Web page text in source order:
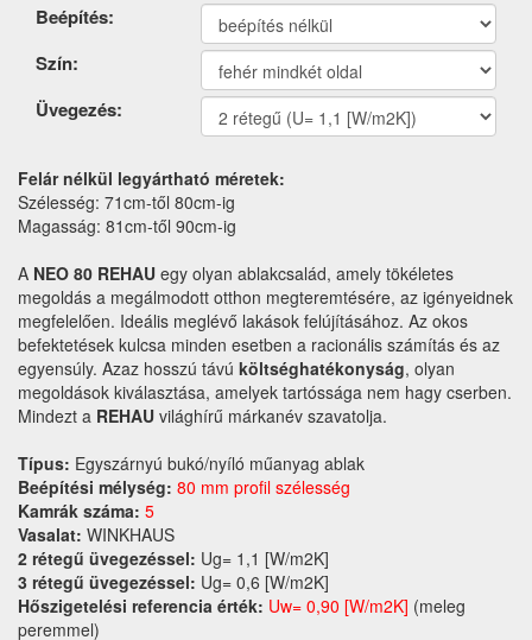
Termék
opciók
Beépítés:
Szín:
Üvegezés:
Felár nélkül legyártható méretek:
Szélesség: 71cm-től 80cm-ig
Magasság: 81cm-től 90cm-ig
A NEO 80 REHAU egy olyan ablakcsalád, amely tökéletes
megoldás a megálmodott otthon megteremtésére, az igényeidnek
megfelelően. Ideális meglévő lakások felújításához. Az okos
befektetések kulcsa minden esetben a racionális számítás és az
egyensúly. Azaz hosszú távú költséghatékonyság, olyan
megoldások kiválasztása, amelyek tartóssága nem hagy cserben.
Mindezt a REHAU világhírű márkanév szavatolja.
Típus: Egyszárnyú bukó/nyíló műanyag ablak
Beépítési mélység: 80 mm profil szélesség
Kamrák száma: 5
Vasalat: WINKHAUS
2 rétegű üvegezéssel: Ug= 1,1 [W/m2K]
3 rétegű üvegezéssel: Ug= 0,6 [W/m2K]
Hőszigetelési referencia érték: Uw= 0,90 [W/m2K] (meleg
peremmel)